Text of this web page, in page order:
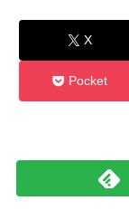
X
Pocket